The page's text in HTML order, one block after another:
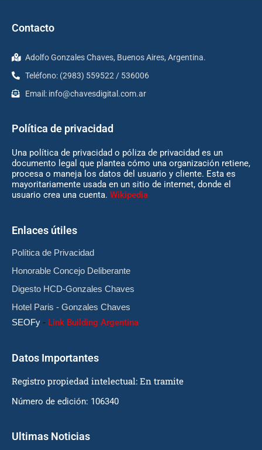
Contacto
Adolfo Gonzales Chaves, Buenos Aires, Argentina.
Teléfono: (2983) 559522 / 536006
Email: info@chavesdigital.com.ar
Política de privacidad
Una política de privacidad o póliza de privacidad es un
documento legal que plantea cómo una organización retiene,
procesa o maneja los datos del usuario y cliente. Esta es
mayoritariamente usada en un sitio de internet, donde el
usuario crea una cuenta. Wikipedia
Enlaces útiles
Política de Privacidad
Honorable Concejo Deliberante
Digesto HCD-Gonzales Chaves
Hotel Paris - Gonzales Chaves
SEOFy - Link Building Argentina
Datos Importantes
Registro propiedad intelectual: En tramite
Número de edición: 106340
Ultimas Noticias